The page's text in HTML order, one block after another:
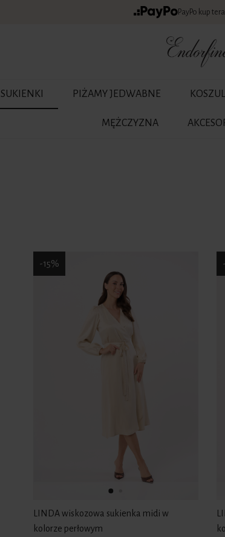
PayPo kup
SUKIENKI PIŻAMY JEDWABNE
MĘŻCZYZNA
LINDA wiskozowa sukienka midi w
kolorze perłowym
-15%